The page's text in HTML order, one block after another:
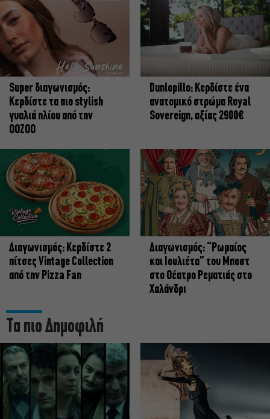
Super διαγωνισμός:
Κερδίστε τα πιο stylish
γυαλιά ηλίου από την
OOZOO
Dunlopillo: Κερδίστε ένα
ανατομικό στρώμα Royal
Sovereign, αξίας 2900€
Διαγωνισμός: Κερδίστε 2
πίτσες Vintage Collection
από την Pizza Fan
Διαγωνισμός: “Ρωμαίος
και Ιουλιέτα” του Μποστ
στο Θέατρο Ρεματιάς στο
Χαλάνδρι
Τα πιο Δημοφιλή